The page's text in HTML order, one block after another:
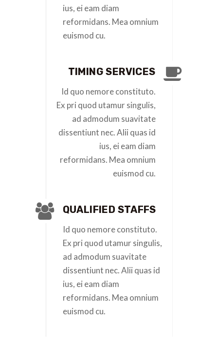
ius, ei eam diam
reformidans. Mea omnium
euismod cu.
TIMING SERVICES
Id quo nemore constituto.
Ex pri quod utamur singulis,
ad admodum suavitate
dissentiunt nec. Alii quas id
ius, ei eam diam
reformidans. Mea omnium
euismod cu.
QUALIFIED STAFFS
Id quo nemore constituto.
Ex pri quod utamur singulis,
ad admodum suavitate
dissentiunt nec. Alii quas id
ius, ei eam diam
reformidans. Mea omnium
euismod cu.